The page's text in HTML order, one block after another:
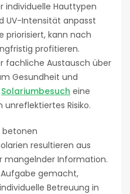
individuelle Hauttypen
UV-Intensität anpasst
priorisiert, kann nach
profitieren.
fachliche Austausch über
Gesundheit und
Solariumbesuch eine
unreflektiertes Risiko.
betonen
resultieren aus
mangelnder Information.
gemacht,
Betreuung in